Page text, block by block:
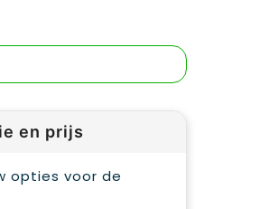
en prijs
opties voor de